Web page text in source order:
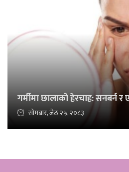
गर्मीमा छालाको हेरचाह: सनबर्न र
सोमबार, जेठ २५, २०८३